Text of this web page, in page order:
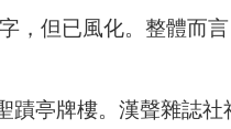
，但已風化。整體而
蹟亭牌樓。漢聲雜誌